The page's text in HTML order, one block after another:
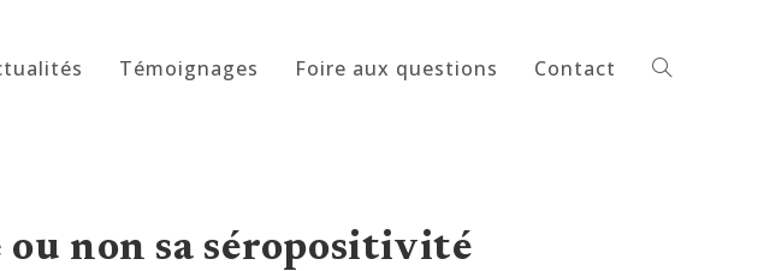
Témoignages Foire aux questions Contact Toggle
non sa séropositivité